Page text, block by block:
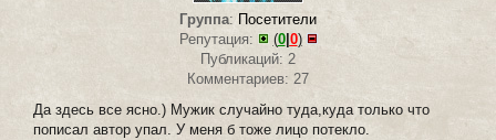
Группа: Посетители
Репутация:
(0| 0)
Публикаций: 2
Комментариев: 27
Да здесь все ясно.) Мужик случайно туда,куда только что
пописал автор упал. У меня б тоже лицо потекло.